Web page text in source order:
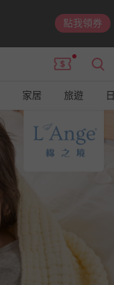
點我領券
家居 旅遊